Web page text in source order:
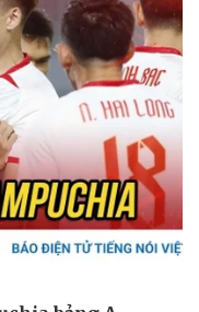
Thị trường
Giá vàng
Tiêu dùng
Tỷ giá
Chứng khoán
Giá cà phê